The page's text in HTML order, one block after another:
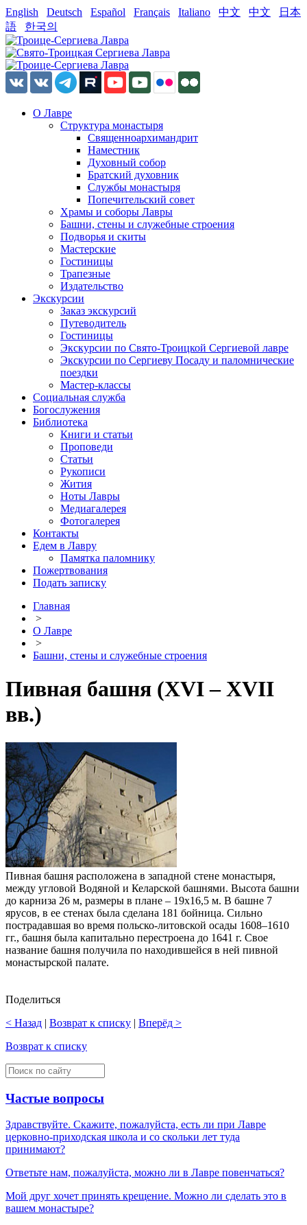
English Deutsch Español Français Italiano 中文 中文
日本
語
한국의
О Лавре
Структура монастыря
Священноархимандрит
Наместник
Духовный собор
Братский духовник
Службы монастыря
Попечительский совет
Храмы и соборы Лавры
Башни, стены и служебные строения
Подворья и скиты
Мастерские
Гостиницы
Трапезные
Издательство
Экскурсии
Заказ экскурсий
Путеводитель
Гостиницы
Экскурсии по Свято-Троицкой Сергиевой лавре
Экскурсии по Сергиеву Посаду и паломнические
поездки
Мастер-классы
Социальная служба
Богослужения
Библиотека
Книги и статьи
Проповеди
Статьи
Рукописи
Жития
Ноты Лавры
Медиагалерея
Фотогалерея
Контакты
Едем в Лавру
Памятка паломнику
Пожертвования
Подать записку
Главная
>
О Лавре
>
Башни, стены и служебные строения
Пивная башня (XVI – XVII
вв.)
Пивная башня расположена в западной стене монастыря,
между угловой Водяной и Келарской башнями. Высота башни
до карниза 26 м, размеры в плане – 19х16,5 м. В башне 7
ярусов, в ее стенах была сделана 181 бойница. Сильно
пострадавшая во время польско-литовской осады 1608–1610
гг., башня была капитально перестроена до 1641 г. Свое
название башня получила по находившейся в ней пивной
монастырской палате.
Поделиться
< Назад | Возврат к списку | Вперёд >
Возврат к списку
Частые вопросы
Здравствуйте. Скажите, пожалуйста, есть ли при Лавре
церковно-приходская школа и со скольки лет туда
принимают?
Ответьте нам, пожалуйста, можно ли в Лавре повенчаться?
Мой друг хочет принять крещение. Можно ли сделать это в
вашем монастыре?